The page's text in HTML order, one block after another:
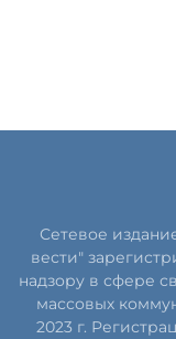
Сетевое
вести"
надзору в сфере
массовых
2023 г.